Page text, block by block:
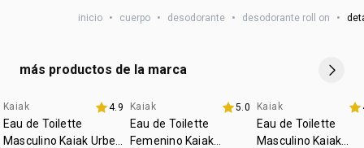
inicio • cuerpo • desodorante • desodorante roll on •
más productos de la marca
fecha dupla
Kaiak 4.9
Eau de Toilette
Masculino Kaiak Urbe
Kaiak 5.0
Eau de Toilette
Femenino Kaiak
fecha dupla
Kaiak
Eau de Toilette
Masculino Kaiak